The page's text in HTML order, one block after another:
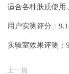
适合各种肤质使用。
用户实测评分：
实验室效果评测：
上一篇